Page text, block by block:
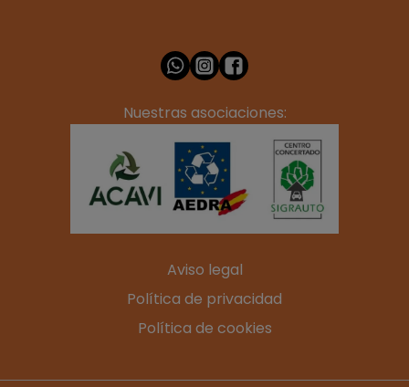
Nuestras asociaciones:
Aviso legal
Política de privacidad
Política de cookies